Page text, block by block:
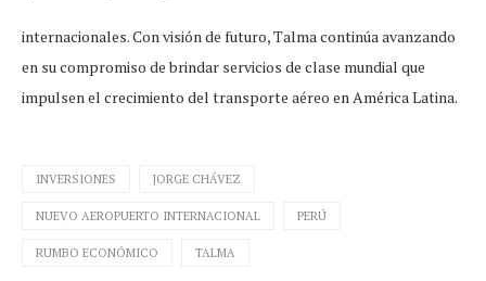
internacionales. Con visión de futuro, Talma continúa avanzando
en su compromiso de brindar servicios de clase mundial que
impulsen el crecimiento del transporte aéreo en América Latina.
INVERSIONES JORGE CHÁVEZ
NUEVO AEROPUERTO INTERNACIONAL PERÚ
RUMBO ECONÓMICO TALMA